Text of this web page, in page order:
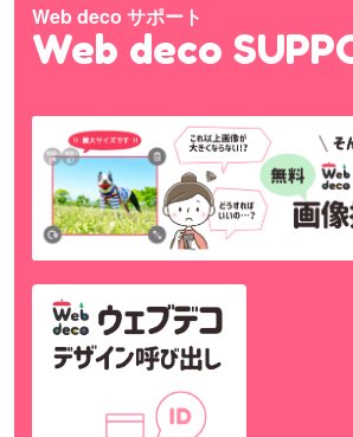
Web deco サポート
Web deco